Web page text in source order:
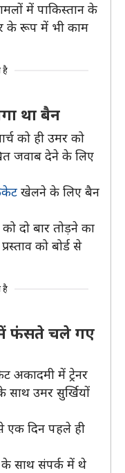
में पाकिस्तान के
के रूप में भी काम
है
था बैन
को ही उमर को
जवाब देने के लिए
खेलने के लिए बैन
दो बार तोड़ने का
को बोर्ड से
है
में फंसते चले गए
अकादमी में ट्रेनर
उमर सुर्खियों
एक दिन पहले ही
के साथ संपर्क में थे